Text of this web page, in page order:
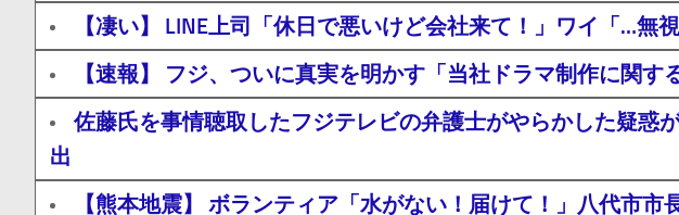
【凄い】 LINE上司「休日で悪いけど会社来て！」ワイ「…
【速報】 フジ、ついに真実を明かす「当社ドラマ制作に関
佐藤氏を事情聴取したフジテレビの弁護士がやらかした疑惑
出
【熊本地震】 ボランティア「水がない！届けて！」八代市市